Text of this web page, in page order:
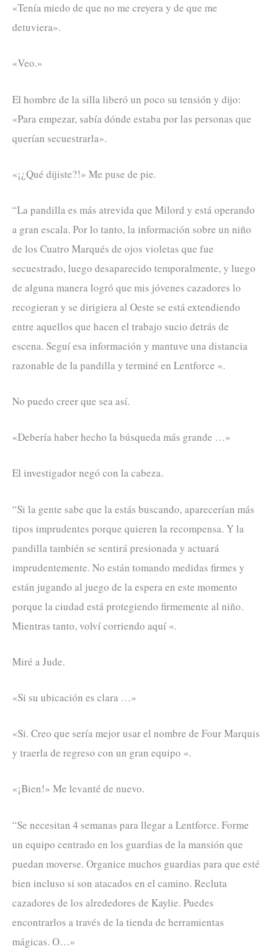
«Tenía miedo de que no me creyera y de que me
detuviera».
«Veo.»
El hombre de la silla liberó un poco su tensión y dijo:
«Para empezar, sabía dónde estaba por las personas que
querían secuestrarla».
«¡¿Qué dijiste?!» Me puse de pie.
“La pandilla es más atrevida que Milord y está operando
a gran escala. Por lo tanto, la información sobre un niño
de los Cuatro Marqués de ojos violetas que fue
secuestrado, luego desaparecido temporalmente, y luego
de alguna manera logró que mis jóvenes cazadores lo
recogieran y se dirigiera al Oeste se está extendiendo
entre aquellos que hacen el trabajo sucio detrás de
escena. Seguí esa información y mantuve una distancia
razonable de la pandilla y terminé en Lentforce «.
No puedo creer que sea así.
«Debería haber hecho la búsqueda más grande …»
El investigador negó con la cabeza.
“Si la gente sabe que la estás buscando, aparecerían más
tipos imprudentes porque quieren la recompensa. Y la
pandilla también se sentirá presionada y actuará
imprudentemente. No están tomando medidas firmes y
están jugando al juego de la espera en este momento
porque la ciudad está protegiendo firmemente al niño.
Mientras tanto, volví corriendo aquí «.
Miré a Jude.
«Si su ubicación es clara …»
«Si. Creo que sería mejor usar el nombre de Four Marquis
y traerla de regreso con un gran equipo «.
«¡Bien!» Me levanté de nuevo.
“Se necesitan 4 semanas para llegar a Lentforce. Forme
un equipo centrado en los guardias de la mansión que
puedan moverse. Organice muchos guardias para que esté
bien incluso si son atacados en el camino. Recluta
cazadores de los alrededores de Kaylie. Puedes
encontrarlos a través de la tienda de herramientas
mágicas. O…»